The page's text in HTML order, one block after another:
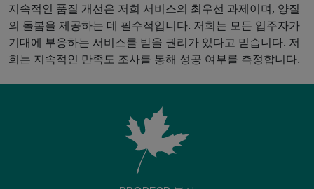
지속적인 품질 개선은 저희 서비스의 최우선 과제이며, 양질
의 돌봄을 제공하는 데 필수적입니다. 저희는 모든 입주자가
기대에 부응하는 서비스를 받을 권리가 있다고 믿습니다. 저
희는 지속적인 만족도 조사를 통해 성공 여부를 측정합니다.